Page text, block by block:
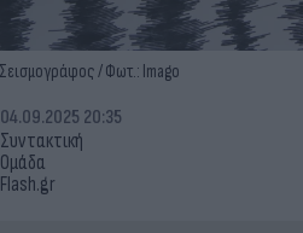
Σεισμογράφος / Φωτ.: Imago
Συντακτική
Ομάδα
Flash.gr
04.09.2025 20:35